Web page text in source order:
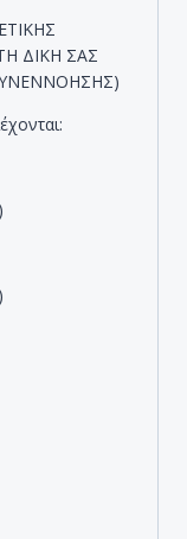
ΔΙΚΗ ΣΑΣ